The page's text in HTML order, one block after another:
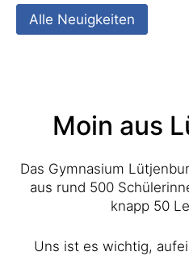
Alle Neuigkeiten
Moin aus
Das Gymnasium
aus rund 500
knapp 50
Uns ist es wichtig,